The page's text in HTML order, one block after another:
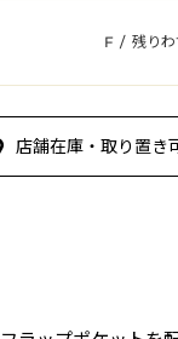
F / 残り
店舗在庫・取り置き